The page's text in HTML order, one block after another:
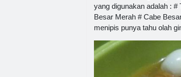
yang digunakan adalah : #
Besar Merah # Cabe
menipis punya tahu olah